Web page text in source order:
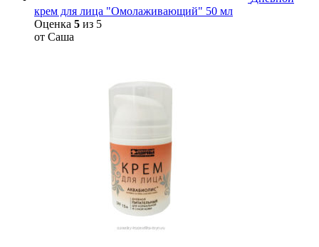
крем для лица "Омолаживающий" 50 мл
Оценка 5 из 5
от Саша